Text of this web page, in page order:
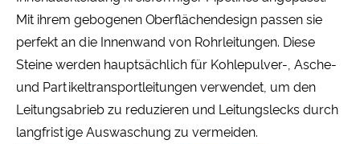
Mit ihrem gebogenen Oberflächendesign passen sie
perfekt an die Innenwand von Rohrleitungen. Diese
Steine ​​werden hauptsächlich für Kohlepulver-, Asche-
und Partikeltransportleitungen verwendet, um den
Leitungsabrieb zu reduzieren und Leitungslecks durch
langfristige Auswaschung zu vermeiden.